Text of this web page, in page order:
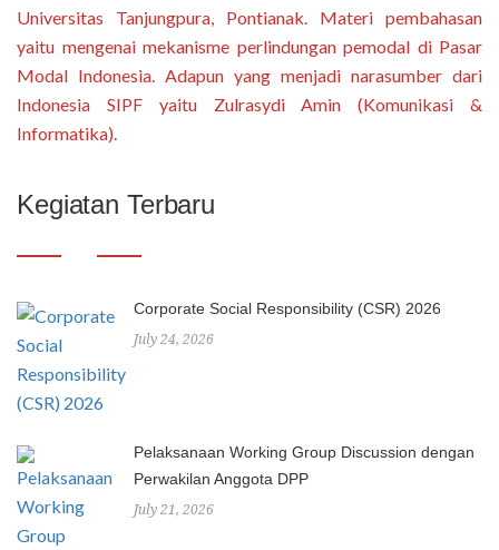
Universitas Tanjungpura, Pontianak. Materi pembahasan
yaitu mengenai mekanisme perlindungan pemodal di Pasar
Modal Indonesia. Adapun yang menjadi narasumber dari
Indonesia SIPF yaitu Zulrasydi Amin (Komunikasi &
Informatika).
Kegiatan Terbaru
Corporate Social Responsibility (CSR) 2026
July 24, 2026
Pelaksanaan Working Group Discussion dengan
Perwakilan Anggota DPP
July 21, 2026